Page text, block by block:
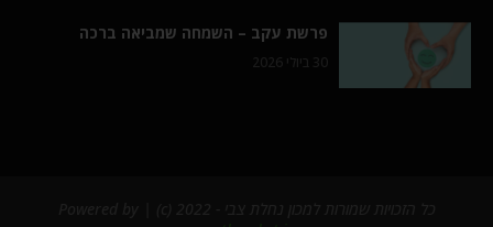
פרשת עקב – השמחה שמביאה ברכה
30 ביולי 2026